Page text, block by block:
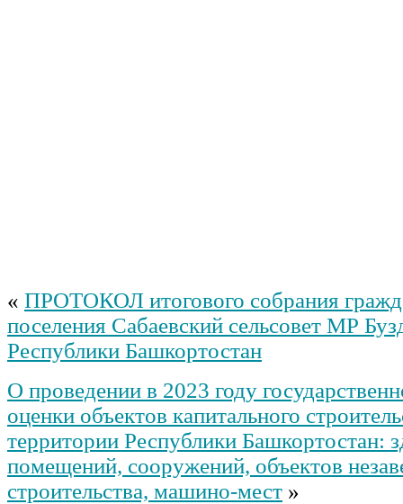
« ПРОТОКОЛ итогового собрания
поселения Сабаевский сельсовет МР
Республики Башкортостан
О проведении в 2023 году
оценки объектов капитального
территории Республики Башкортостан:
помещений, сооружений, объектов
строительства, машино-мест »